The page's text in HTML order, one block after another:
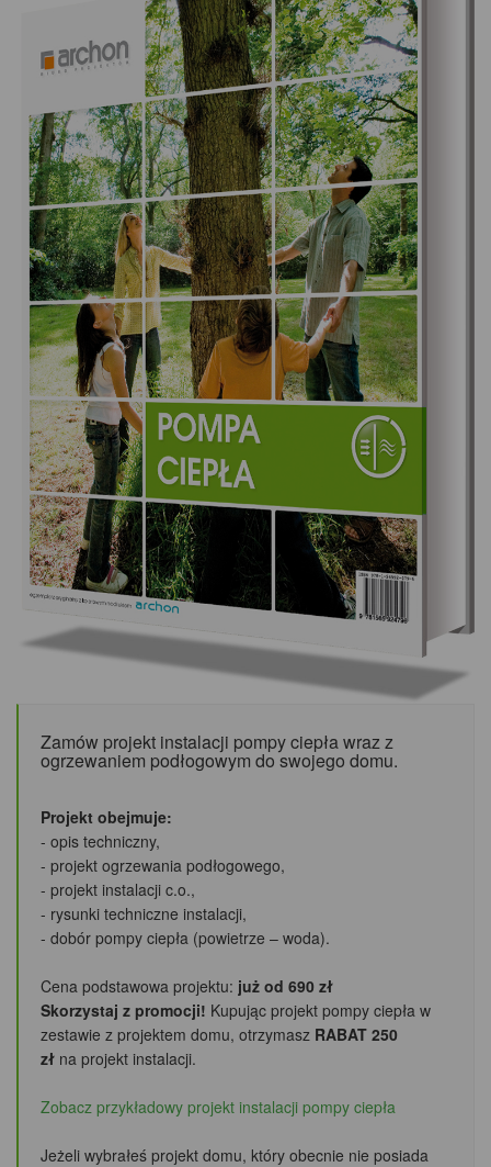
Zamów projekt instalacji pompy ciepła wraz z
ogrzewaniem podłogowym do swojego domu.
Projekt obejmuje:
- opis techniczny,
- projekt ogrzewania podłogowego,
- projekt instalacji c.o.,
- rysunki techniczne instalacji,
- dobór pompy ciepła (powietrze – woda).
Cena podstawowa projektu: już od 690 zł
Skorzystaj z promocji! Kupując projekt pompy ciepła w
zestawie z projektem domu, otrzymasz RABAT 250
zł na projekt instalacji.
Zobacz przykładowy projekt instalacji pompy ciepła
Jeżeli wybrałeś projekt domu, który obecnie nie posiada